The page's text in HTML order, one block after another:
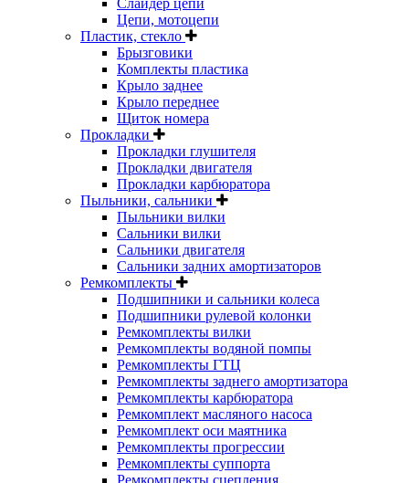
Цепи, мотоцепи
Пластик, стекло
Брызговики
Комплекты пластика
Крыло заднее
Крыло переднее
Щиток номера
Прокладки
Прокладки глушителя
Прокладки двигателя
Прокладки карбюратора
Пыльники, сальники
Пыльники вилки
Сальники вилки
Сальники двигателя
Сальники задних амортизаторов
Ремкомплекты
Подшипники и сальники колеса
Подшипники рулевой колонки
Ремкомплекты вилки
Ремкомплекты водяной помпы
Ремкомплекты ГТЦ
Ремкомплекты заднего амортизатора
Ремкомплекты карбюратора
Ремкомплект масляного насоса
Ремкомплект оси маятника
Ремкомплекты прогрессии
Ремкомплекты суппорта
Ремкомплекты сцепления